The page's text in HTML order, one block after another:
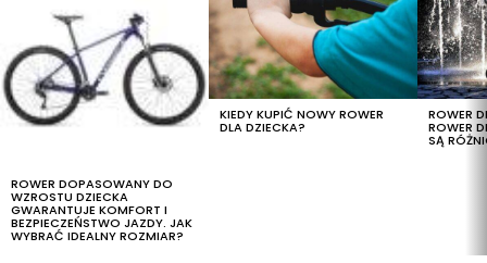
ROWER DOPASOWANY DO
WZROSTU DZIECKA
GWARANTUJE KOMFORT I
BEZPIECZEŃSTWO JAZDY. JAK
WYBRAĆ IDEALNY ROZMIAR?
KIEDY KUPIĆ NOWY ROWER
DLA DZIECKA?
ROWER
ROWER
SĄ